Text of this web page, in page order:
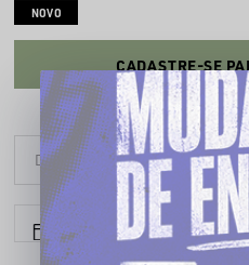
NOVO
CADASTRE-SE
Parcele em até